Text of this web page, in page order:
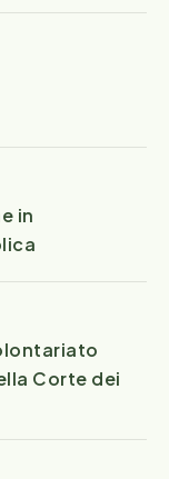
in
Corte dei